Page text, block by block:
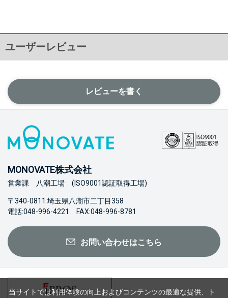
ユーザーレビュー
レビューを書く
MONOVATE株式会社
営業課 八潮工場 (ISO9001認証取得工場)
〒340-0811 埼玉県八潮市二丁目358
電話:048-996-4221 FAX:048-996-8781
お問い合わせはこちら
当サイトでは利用体験の向上およびコンテンツの最適な提供、ト